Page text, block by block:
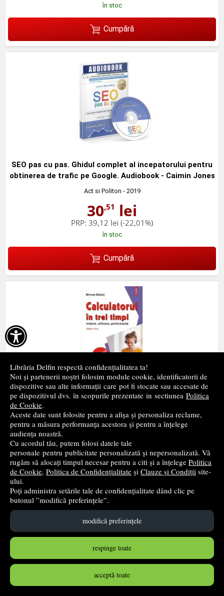

Librăria Delfin respectă confidențialitatea ta!
Noi și partenerii noștri folosim module cookie, identificatorii de
dispozitive sau alte informații care pot fi stocate sau accesate de
pe dispozitivul dvs. în scopurile prezentate in sectiunea Politica
de Cookie.
Aceste date sunt folosite pentru a afișa și personaliza reclame,
pentru a măsura performanța acestora și pentru a înțelege
audiența noastră.
Cu acordul tău, putem folosi datele tale
personale pentru publicitate personalizată și nepersonalizată. Vă
rugăm să alocați timpul necesar pentru a citi și a înțelege Politica
de Cookie, Politica de Confidențialitate și Clauze și Condiții site-
ului.
Poți administra setările tale de confidențialitate dând clic pe
butonul ”modifică preferințele”.
modifică preferințele
respinge toate
acceptă toate
în stoc
Cumpără
SEO pas cu pas. Ghidul complet al incepatorului pentru
obtinerea de trafic pe Google. Audiobook - Caimin Jones
Act si Politon - 2019
30,51 lei
PRP: 39,12 lei (-22,01%)
în stoc
Cumpără
Calculatorul in trei timpi (editia a VI-a, revazuta si
adaugita). Initiere, utilizare, performanta - Mircea Badut
Polirom - 2021
33 lei
PRP:42,24 lei (-20,93%)
în stoc
Cumpără